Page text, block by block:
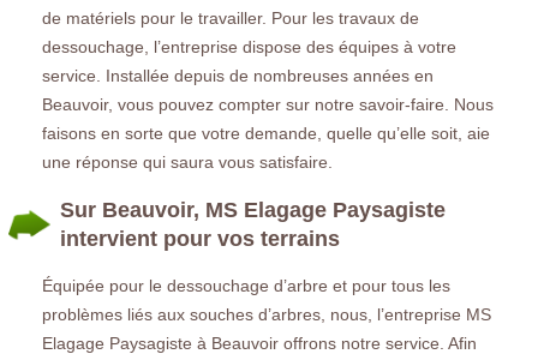
de matériels pour le travailler. Pour les travaux de
dessouchage, l’entreprise dispose des équipes à votre
service. Installée depuis de nombreuses années en
Beauvoir, vous pouvez compter sur notre savoir-faire. Nous
faisons en sorte que votre demande, quelle qu’elle soit, aie
une réponse qui saura vous satisfaire.
Sur Beauvoir, MS Elagage Paysagiste
intervient pour vos terrains
Équipée pour le dessouchage d’arbre et pour tous les
problèmes liés aux souches d’arbres, nous, l’entreprise MS
Elagage Paysagiste à Beauvoir offrons notre service. Afin